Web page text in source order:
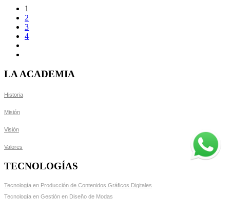
1
2
3
4
LA ACADEMIA
Historia
Misión
Visión
Valores
TECNOLOGÍAS
Tecnología en Producción de Contenidos Gráficos Digitales
Tecnología en Gestión en Diseño de Modas